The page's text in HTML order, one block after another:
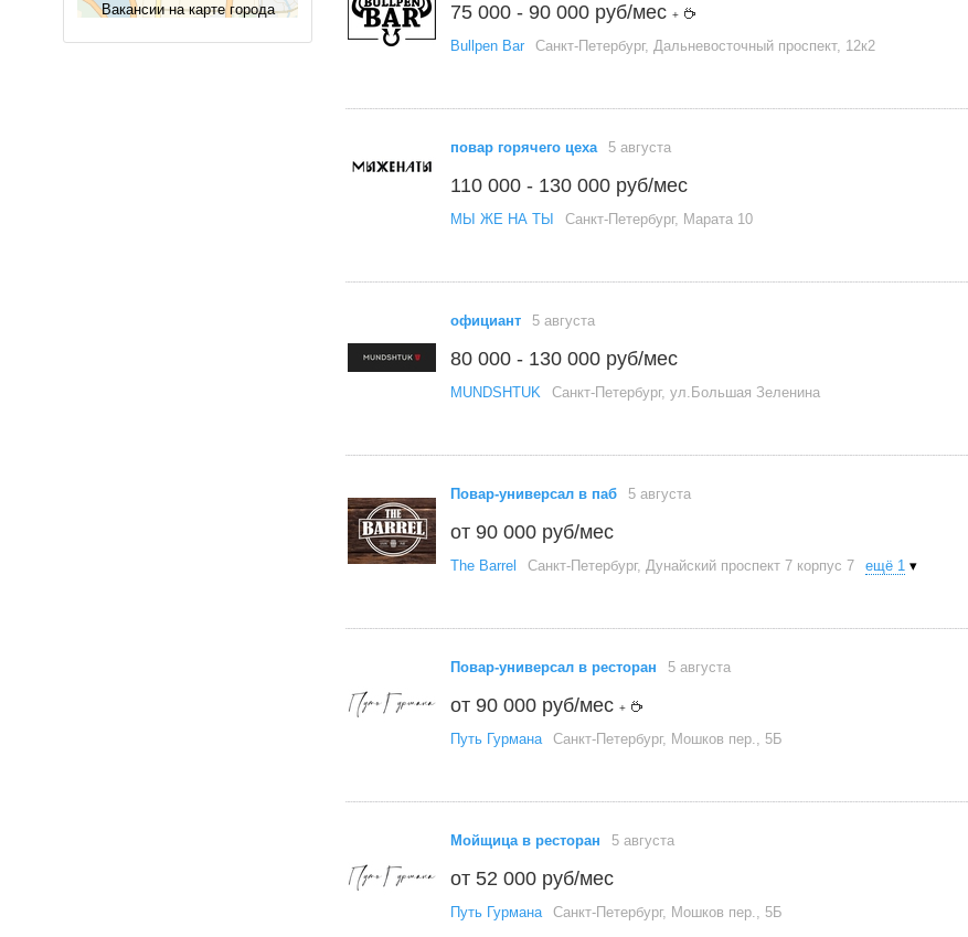
Вакансии на карте города 75 000 - 90 000 руб/мес +
Bullpen Bar Санкт-Петербург, Дальневосточный проспект, 12к2
повар горячего цеха 5 августа
110 000 - 130 000 руб/мес
МЫ ЖЕ НА ТЫ Санкт-Петербург, Марата 10
официант 5 августа
80 000 - 130 000 руб/мес
MUNDSHTUK Санкт-Петербург, ул.Большая Зеленина
Повар-универсал в паб 5 августа
от 90 000 руб/мес
The Barrel Санкт-Петербург, Дунайский проспект 7 корпус 7 ещё 1 ▾
Повар-универсал в ресторан 5 августа
от 90 000 руб/мес +
Путь Гурмана Санкт-Петербург, Мошков пер., 5Б
Мойщица в ресторан 5 августа
от 52 000 руб/мес
Путь Гурмана Санкт-Петербург, Мошков пер., 5Б